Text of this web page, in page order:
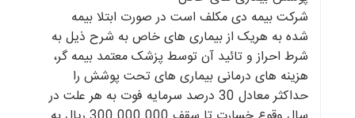
شرکت بیمه دی مکلف است در صورت ابتلا بیمه
شده به هریک از بیماری های خاص به شرح ذیل به
شرط احراز و تائید آن توسط پزشک معتمد بیمه گر،
هزینه های درمانی بیماری های تحت پوشش را
حداکثر معادل 30 درصد سرمایه فوت به هر علت در